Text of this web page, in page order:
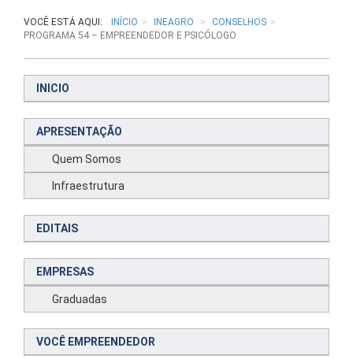
VOCÊ ESTÁ AQUI: INÍCIO INEAGRO
CONSELHOS
PROGRAMA 54 – EMPREENDEDOR E PSICÓLOGO
INICIO
APRESENTAÇÃO
Quem Somos
Infraestrutura
EDITAIS
EMPRESAS
Graduadas
VOCÊ EMPREENDEDOR